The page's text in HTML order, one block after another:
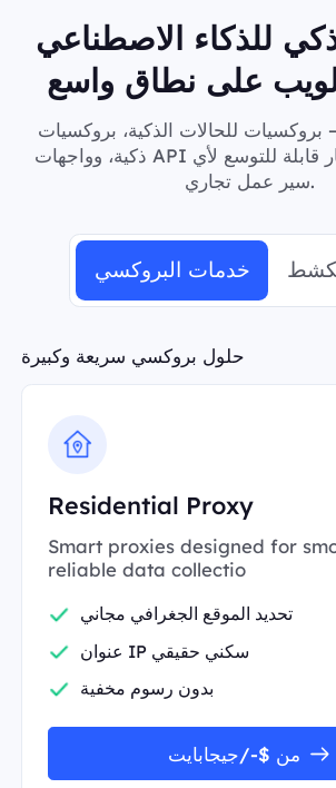
للذكاء الاصطناعي
على نطاق واسع
بروكسيات للحالات الذكية، بروكسيات
ذكية، وواجهات API للسكرابينج بأسعار قابلة للتوسع لأي
سير عمل تجاري.
خدمات البروكسي
حلول بروكسي سريعة وكبيرة
Residential Proxy
Smart proxies designed for
reliable data collectio
تحديد الموقع الجغرافي مجاني
عنوان IP سكني حقيقي
بدون رسوم مخفية
من $-/جيجابايت